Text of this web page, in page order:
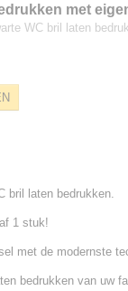
met
WC bril laten
bril laten bedrukken.
1 stuk!
met de modernste
bedrukken van uw